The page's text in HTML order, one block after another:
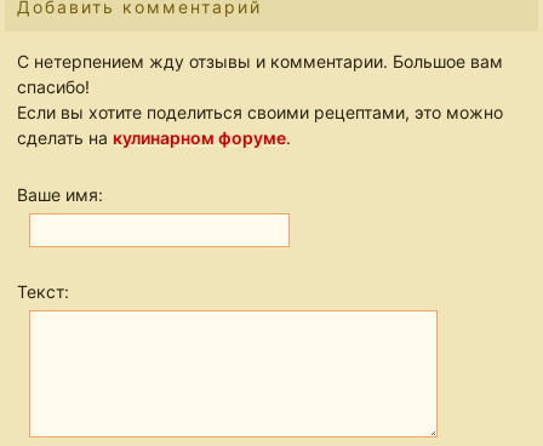
Добавить комментарий
С нетерпением жду отзывы и комментарии. Большое вам
спасибо!
Если вы хотите поделиться своими рецептами, это можно
сделать на кулинарном форуме.
Ваше имя:
Текст: